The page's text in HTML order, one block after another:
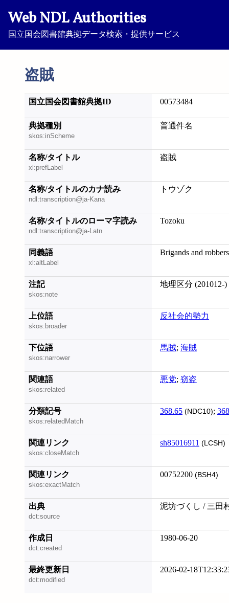
Web NDL Authorities
国立国会図書館典拠データ検索・提供サービス
盗賊
国立国会図書館典拠ID 00573484
典拠種別
skos:inScheme
普通件名
名称/タイトル
xl:prefLabel
盗賊
名称/タイトルのカナ読み
ndl:transcription@ja-Kana
トウゾク
名称/タイトルのローマ字読み
ndl:transcription@ja-Latn
Tozoku
同義語
xl:altLabel
Brigands and robbers
注記
skos:note
地理区分 (201012-)
上位語
skos:broader
反社会的勢力
下位語
skos:narrower
馬賊; 海賊
関連語
skos:related
悪党; 窃盗
分類記号
skos:relatedMatch
368.65 (NDC10);
関連リンク
skos:closeMatch
sh85016911 (LCSH)
関連リンク
skos:exactMatch
00752200 (BSH4)
出典
dct:source
泥坊づくし / 三田
作成日
dct:created
1980-06-20
最終更新日
dct:modified
2026-02-